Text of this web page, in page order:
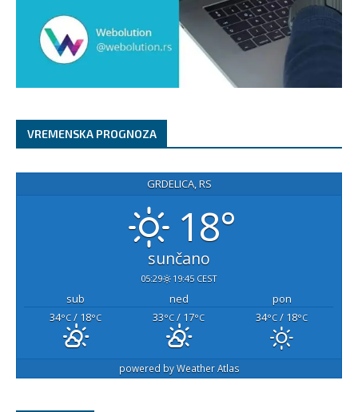
VREMENSKA PROGNOZA
GRDELICA, RS
18°
sunčano
05:29 19:45 CEST
sub ned
pon
34°C / 18°C 33°C / 17°C 34°C / 18°C
powered byWeather Atlas